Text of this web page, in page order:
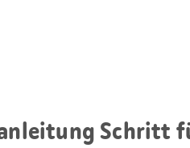
Schritt